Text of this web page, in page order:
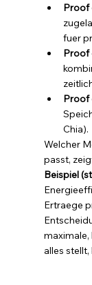
Proof
fuer
Proof
Proof
Chia).
Welcher
passt,
Beispiel
Ertraege
alles